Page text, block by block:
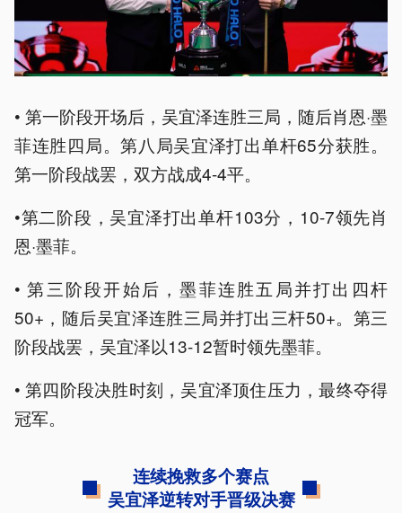
• 第一阶段开场后，吴宜泽连胜三局，随后肖恩·墨
菲连胜四局。第八局吴宜泽打出单杆65分获胜。
第一阶段战罢，双方战成4-4平。
•第二阶段，吴宜泽打出单杆103分，10-7领先肖
恩·墨菲。
• 第三阶段开始后，墨菲连胜五局并打出四杆
50+，随后吴宜泽连胜三局并打出三杆50+。第三
阶段战罢，吴宜泽以13-12暂时领先墨菲。
• 第四阶段决胜时刻，吴宜泽顶住压力，最终夺得
冠军。
连续挽救多个赛点
吴宜泽逆转对手晋级决赛